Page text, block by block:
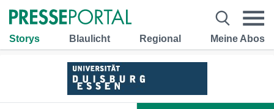
Storys Blaulicht Regional Meine Abos